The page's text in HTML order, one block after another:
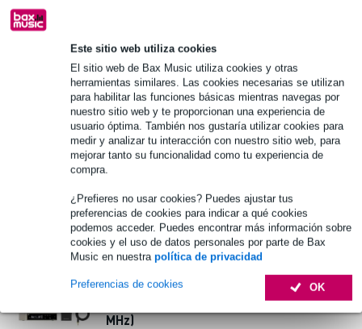
Este sitio web utiliza cookies
El sitio web de Bax Music utiliza cookies y otras
herramientas similares. Las cookies necesarias se utilizan
para habilitar las funciones básicas mientras navegas por
nuestro sitio web y te proporcionan una experiencia de
usuario óptima. También nos gustaría utilizar cookies para
medir y analizar tu interacción con nuestro sitio web, para
mejorar tanto su funcionalidad como tu experiencia de
compra.
¿Prefieres no usar cookies? Puedes ajustar tus
preferencias de cookies para indicar a qué cookies
podemos acceder. Puedes encontrar más información sobre
cookies y el uso de datos personales por parte de Bax
Music en nuestra política de privacidad
OK
Preferencias de cookies
añadir a la cesta
🔥HOT & NEW
Instamic Pro Plus C Mono
grabadora/micrófono
176,00 €
Disponible
añadir a la cesta
Sennheiser EW-D ME2/835 Set R1-6
Wireless Combination Pack (520 - 576
MHz)